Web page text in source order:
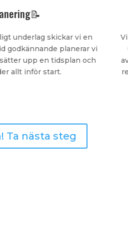
underlag skickar vi en
godkännande planerar vi
upp en tidsplan och
allt inför start.
Ta nästa steg